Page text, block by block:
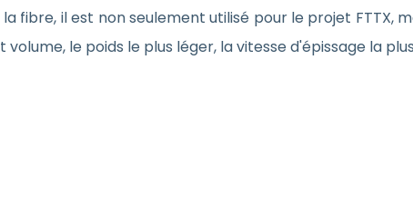
fibre, il est non seulement utilisé pour le projet FTTX,
le poids le plus léger, la vitesse d'épissage la